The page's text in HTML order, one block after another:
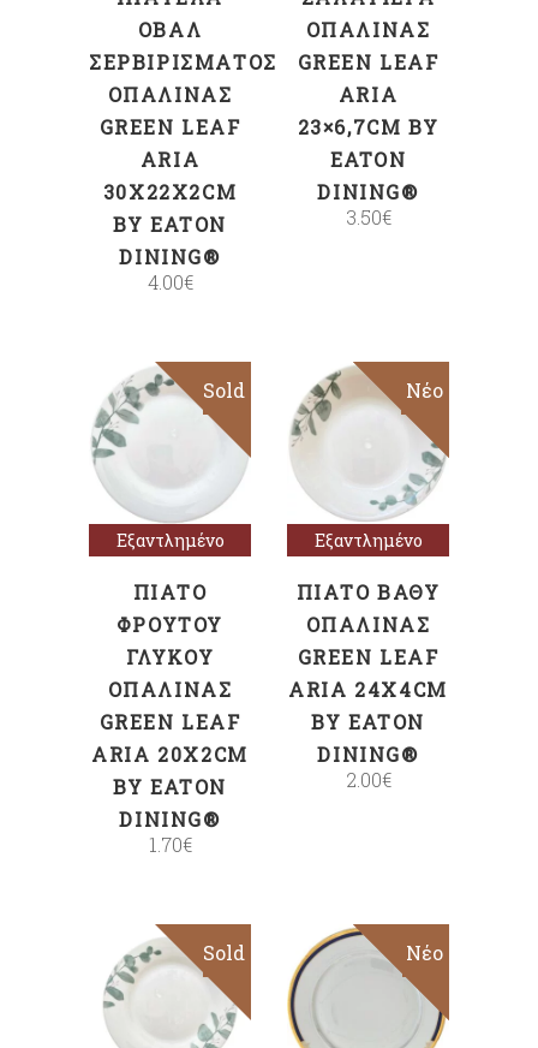
ΟΒΆΛ
ΣΕΡΒΙΡΊΣΜΑΤΟΣ
ΟΠΑΛΊΝΑΣ
GREEN LEAF
ARIA
30X22X2CM
BY EATON
DINING®
4.00€
ΟΠΑΛΊΝΑΣ
GREEN LEAF
ARIA
23×6,7CM BY
EATON
DINING®
3.50€
Εξαντλημένο
Sold
ΠΙΆΤΟ
ΦΡΟΎΤΟΥ
ΓΛΥΚΟΎ
ΟΠΑΛΊΝΑΣ
GREEN LEAF
ARIA 20X2CM
BY EATON
DINING®
1.70€
Εξαντλημένο
Sold
Νέο
περισσότερα
ΠΙΆΤΟ ΒΑΘΎ
ΟΠΑΛΊΝΑΣ
GREEN LEAF
ARIA 24X4CM
BY EATON
DINING®
2.00€
Sold
περισσότερα
Sale
Νέο
ΠΡΟΣΘΉΚΗ
ΣΤΟ ΚΑΛΆΘΙ